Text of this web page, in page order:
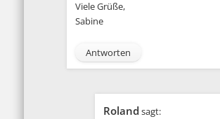
Viele Grüße,
Sabine
Antworten
Roland sagt: